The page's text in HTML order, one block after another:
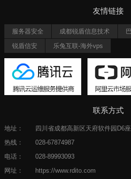
友情链接
服务器安全 成都锐盾信息技术
锐盾信安
乐兔互联-海外vps
联系方式
地址：
四川省成都高新区天府软件园D6
热线：
028-67874987
电话：
028-89993093
网址：
https://www.rdito.com